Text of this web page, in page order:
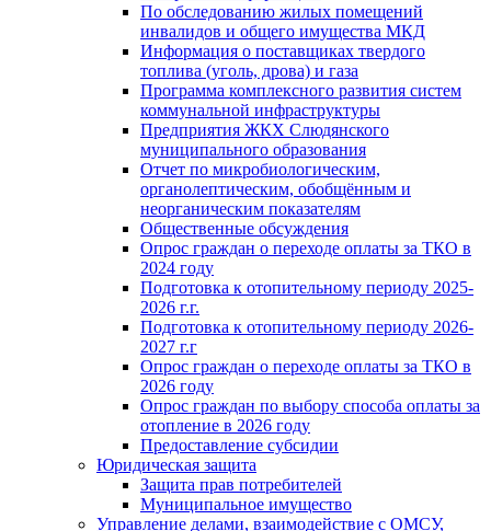
По обследованию жилых помещений
инвалидов и общего имущества МКД
Информация о поставщиках твердого
топлива (уголь, дрова) и газа
Программа комплексного развития систем
коммунальной инфраструктуры
Предприятия ЖКХ Слюдянского
муниципального образования
Отчет по микробиологическим,
органолептическим, обобщённым и
неорганическим показателям
Общественные обсуждения
Опрос граждан о переходе оплаты за ТКО в
2024 году
Подготовка к отопительному периоду 2025-
2026 г.г.
Подготовка к отопительному периоду 2026-
2027 г.г
Опрос граждан о переходе оплаты за ТКО в
2026 году
Опрос граждан по выбору способа оплаты за
отопление в 2026 году
Предоставление субсидии
Юридическая защита
Защита прав потребителей
Муниципальное имущество
Управление делами, взаимодействие с ОМСУ,